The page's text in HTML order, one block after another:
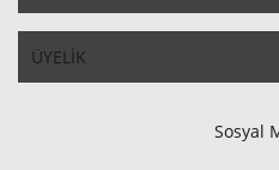
ÜYELİK
Sosyal